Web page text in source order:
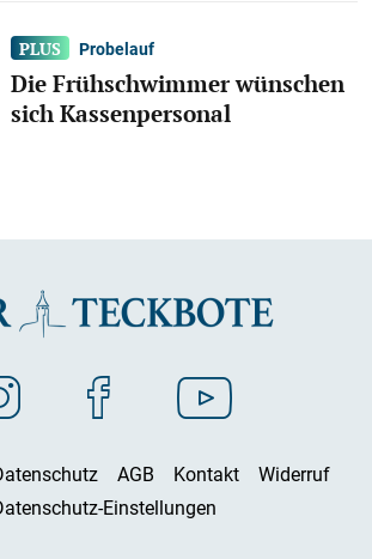
Probelauf
Die Frühschwimmer wünschen
sich Kassenpersonal
AGB Kontakt
Widerruf
Einstellungen